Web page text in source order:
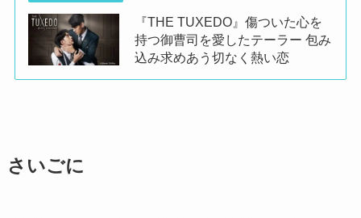
『THE TUXEDO』傷ついた心を
持つ御曹司を愛したテーラー 包み
込み求めあう切なく熱い恋
さいごに